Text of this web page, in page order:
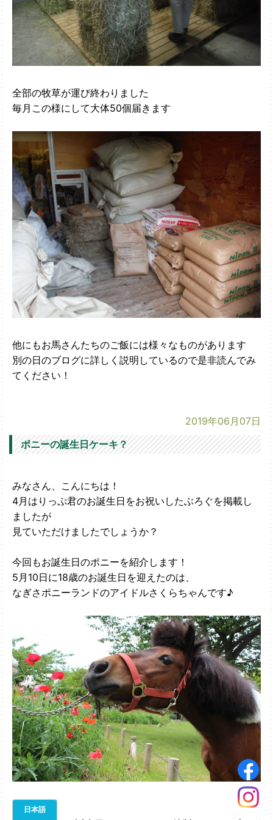
全部の牧草が運び終わりました
毎月この様にして大体50個届きます
他にもお馬さんたちのご飯には様々なものがあります
別の日のブログに詳しく説明しているので是非読んでみ
てください！
2019年06月07日
ポニーの誕生日ケーキ？
みなさん、こんにちは！
4月はりっぷ君のお誕生日をお祝いしたぶろぐを掲載し
ましたが
見ていただけましたでしょうか？
今回もお誕生日のポニーを紹介します！
5月10日に18歳のお誕生日を迎えたのは、
なぎさポニーランドのアイドルさくらちゃんです♪